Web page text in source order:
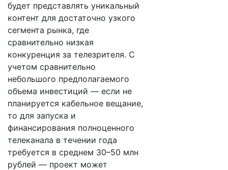
будет представлять уникальный
контент для достаточно узкого
сегмента рынка, где
сравнительно низкая
конкуренция за телезрителя. С
учетом сравнительно
небольшого предполагаемого
объема инвестиций — если не
планируется кабельное вещание,
то для запуска и
финансирования полноценного
телеканала в течении года
требуется в среднем 30–50 млн
рублей — проект может